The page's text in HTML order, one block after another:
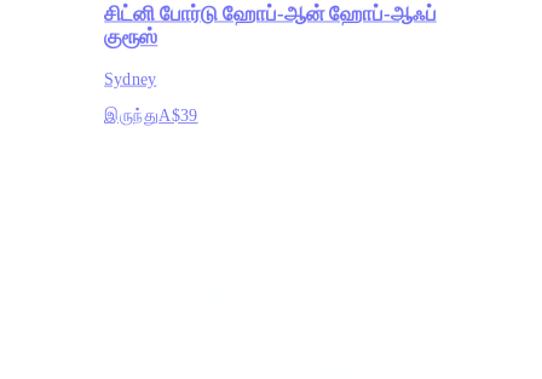
சிட்னி போர்டு ஹோப்-ஆன் ஹோப்-ஆஃப்
குரூஸ்
Sydney
இருந்துA$39